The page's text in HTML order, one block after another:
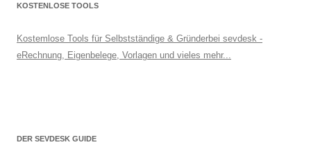
KOSTENLOSE TOOLS
Kostemlose Tools für Selbstständige & Gründerbei sevdesk -
eRechnung, Eigenbelege, Vorlagen und vieles mehr...
DER SEVDESK GUIDE